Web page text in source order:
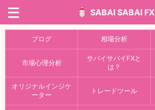
SABAI SABAI FX
ブログ 相場分析
市場心理分析
サバイサバイFXと
は？
オリジナルインジケ
ーター
トレードツール